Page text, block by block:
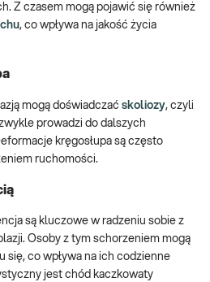
Z czasem mogą pojawić się również
, co wpływa na jakość życia
mogą doświadczać skoliozy, czyli
prowadzi do dalszych
kręgosłupa są często
ruchomości.
są kluczowe w radzeniu sobie z
Osoby z tym schorzeniem mogą
się, co wpływa na ich codzienne
jest chód kaczkowaty